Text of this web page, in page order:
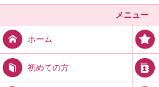
メニュー
ホーム
初めての方